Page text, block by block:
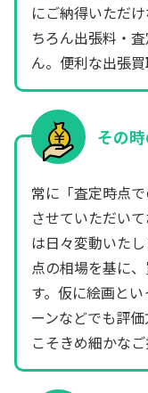
にご納得いただ
ちろん出張料・
ん。便利な出張
その
常に「査定時点
させていただい
は日々変動いた
点の相場を基に
す。仮に絵画と
ーンなどでも評
こそきめ細かな